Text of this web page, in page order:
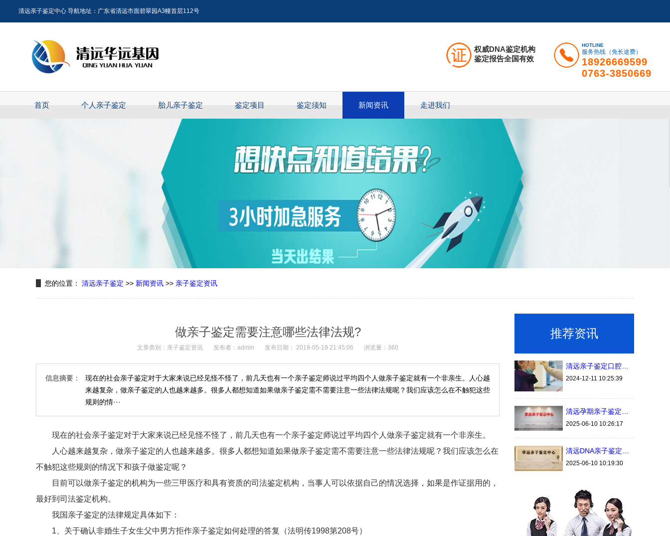
清远亲子鉴定中心 导航地址：广东省清远市面碧翠园A3幢首层112号
权威DNA鉴定机构
鉴定报告全国有效
HOTLINE
服务热线（免长途费）
18926669599
0763-3850669
首页 个人亲子鉴定 胎儿亲子鉴定 鉴定项目 鉴定须知 新闻资讯 走进我们
您的位置： 清远亲子鉴定 >> 新闻资讯 >> 亲子鉴定资讯
做亲子鉴定需要注意哪些法律法规?
文章类别：亲子鉴定资讯 发布者：admin 发布日期： 2019-05-19 21:45:06 浏览量：360
信息摘要：
现在的社会亲子鉴定对于大家来说已经见怪不怪了，前几天也有一个亲子鉴定师说过平均四个人做亲子鉴定就有一个非亲生。人心越
来越复杂，做亲子鉴定的人也越来越多。很多人都想知道如果做亲子鉴定需不需要注意一些法律法规呢？我们应该怎么在不触犯这些
规则的情···
现在的社会亲子鉴定对于大家来说已经见怪不怪了，前几天也有一个亲子鉴定师说过平均四个人做亲子鉴定就有一个非亲生。
人心越来越复杂，做亲子鉴定的人也越来越多。很多人都想知道如果做亲子鉴定需不需要注意一些法律法规呢？我们应该怎么在
不触犯这些规则的情况下和孩子做鉴定呢？
目前可以做亲子鉴定的机构为一些三甲医疗和具有资质的司法鉴定机构，当事人可以依据自己的情况选择，如果是作证据用的，
最好到司法鉴定机构。
我国亲子鉴定的法律规定具体如下：
1、关于确认非婚生子女生父中男方拒作亲子鉴定如何处理的答复（法明传1998第208号）
推荐资讯
清远亲子鉴定口腔拭子的采集方法与样本保存时间
2024-12-11 10:25:39
清远孕期亲子鉴定今年最新办理手续费用（建议收藏）
2025-06-10 10:26:17
2025-06-10 10:19:30